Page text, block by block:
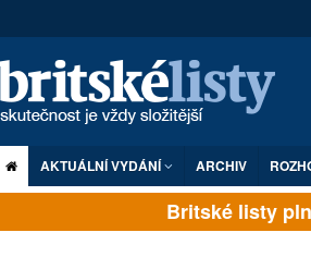
AKTUÁLNÍ VYDÁNÍ ARCHIV
Britské listy